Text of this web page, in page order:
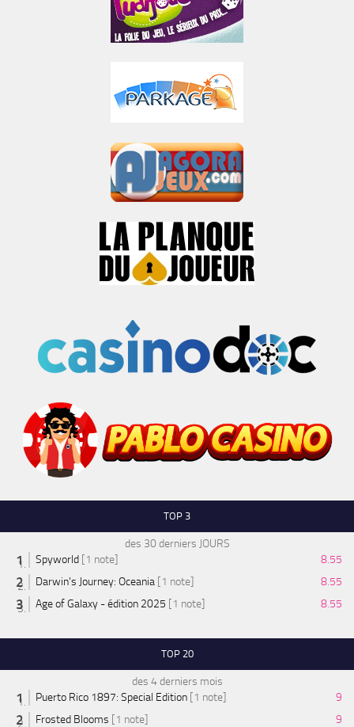
TOP 3
des 30 derniers JOURS
Spyworld [1 note]
8.55
Darwin's Journey: Oceania [1 note]
8.55
Age of Galaxy - édition 2025 [1 note] 8.55
TOP 20
des 4 derniers mois
Puerto Rico 1897: Special Edition [1 note]
9
Frosted Blooms [1 note]
9